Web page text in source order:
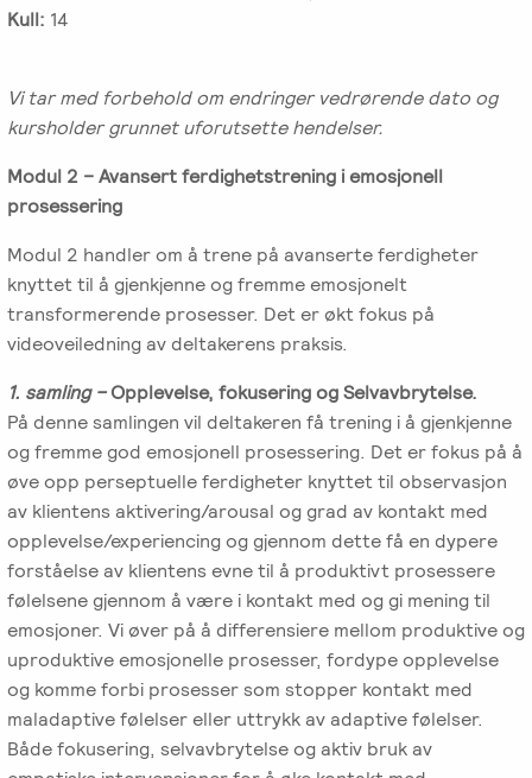
Kull: 14
Vi tar med forbehold om endringer vedrørende dato og
kursholder grunnet uforutsette hendelser.
Modul 2 – Avansert ferdighetstrening i emosjonell
prosessering
Modul 2 handler om å trene på avanserte ferdigheter
knyttet til å gjenkjenne og fremme emosjonelt
transformerende prosesser. Det er økt fokus på
videoveiledning av deltakerens praksis.
1. samling –Opplevelse, fokusering og Selvavbrytelse.
På denne samlingen vil deltakeren få trening i å gjenkjenne
og fremme god emosjonell prosessering. Det er fokus på å
øve opp perseptuelle ferdigheter knyttet til observasjon
av klientens aktivering/arousal og grad av kontakt med
opplevelse/experiencing og gjennom dette få en dypere
forståelse av klientens evne til å produktivt prosessere
følelsene gjennom å være i kontakt med og gi mening til
emosjoner. Vi øver på å differensiere mellom produktive og
uproduktive emosjonelle prosesser, fordype opplevelse
og komme forbi prosesser som stopper kontakt med
maladaptive følelser eller uttrykk av adaptive følelser.
Både fokusering, selvavbrytelse og aktiv bruk av